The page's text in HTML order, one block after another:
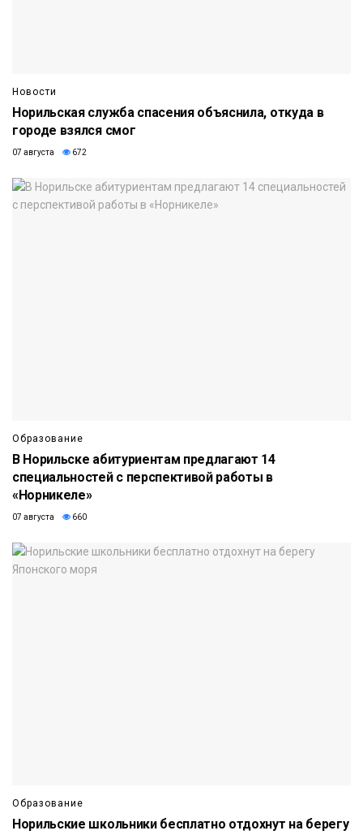
Новости
Норильская служба спасения объяснила, откуда в
городе взялся смог
07 августа 672
Образование
В Норильске абитуриентам предлагают 14
специальностей с перспективой работы в
«Норникеле»
07 августа 660
Образование
Норильские школьники бесплатно отдохнут на берегу